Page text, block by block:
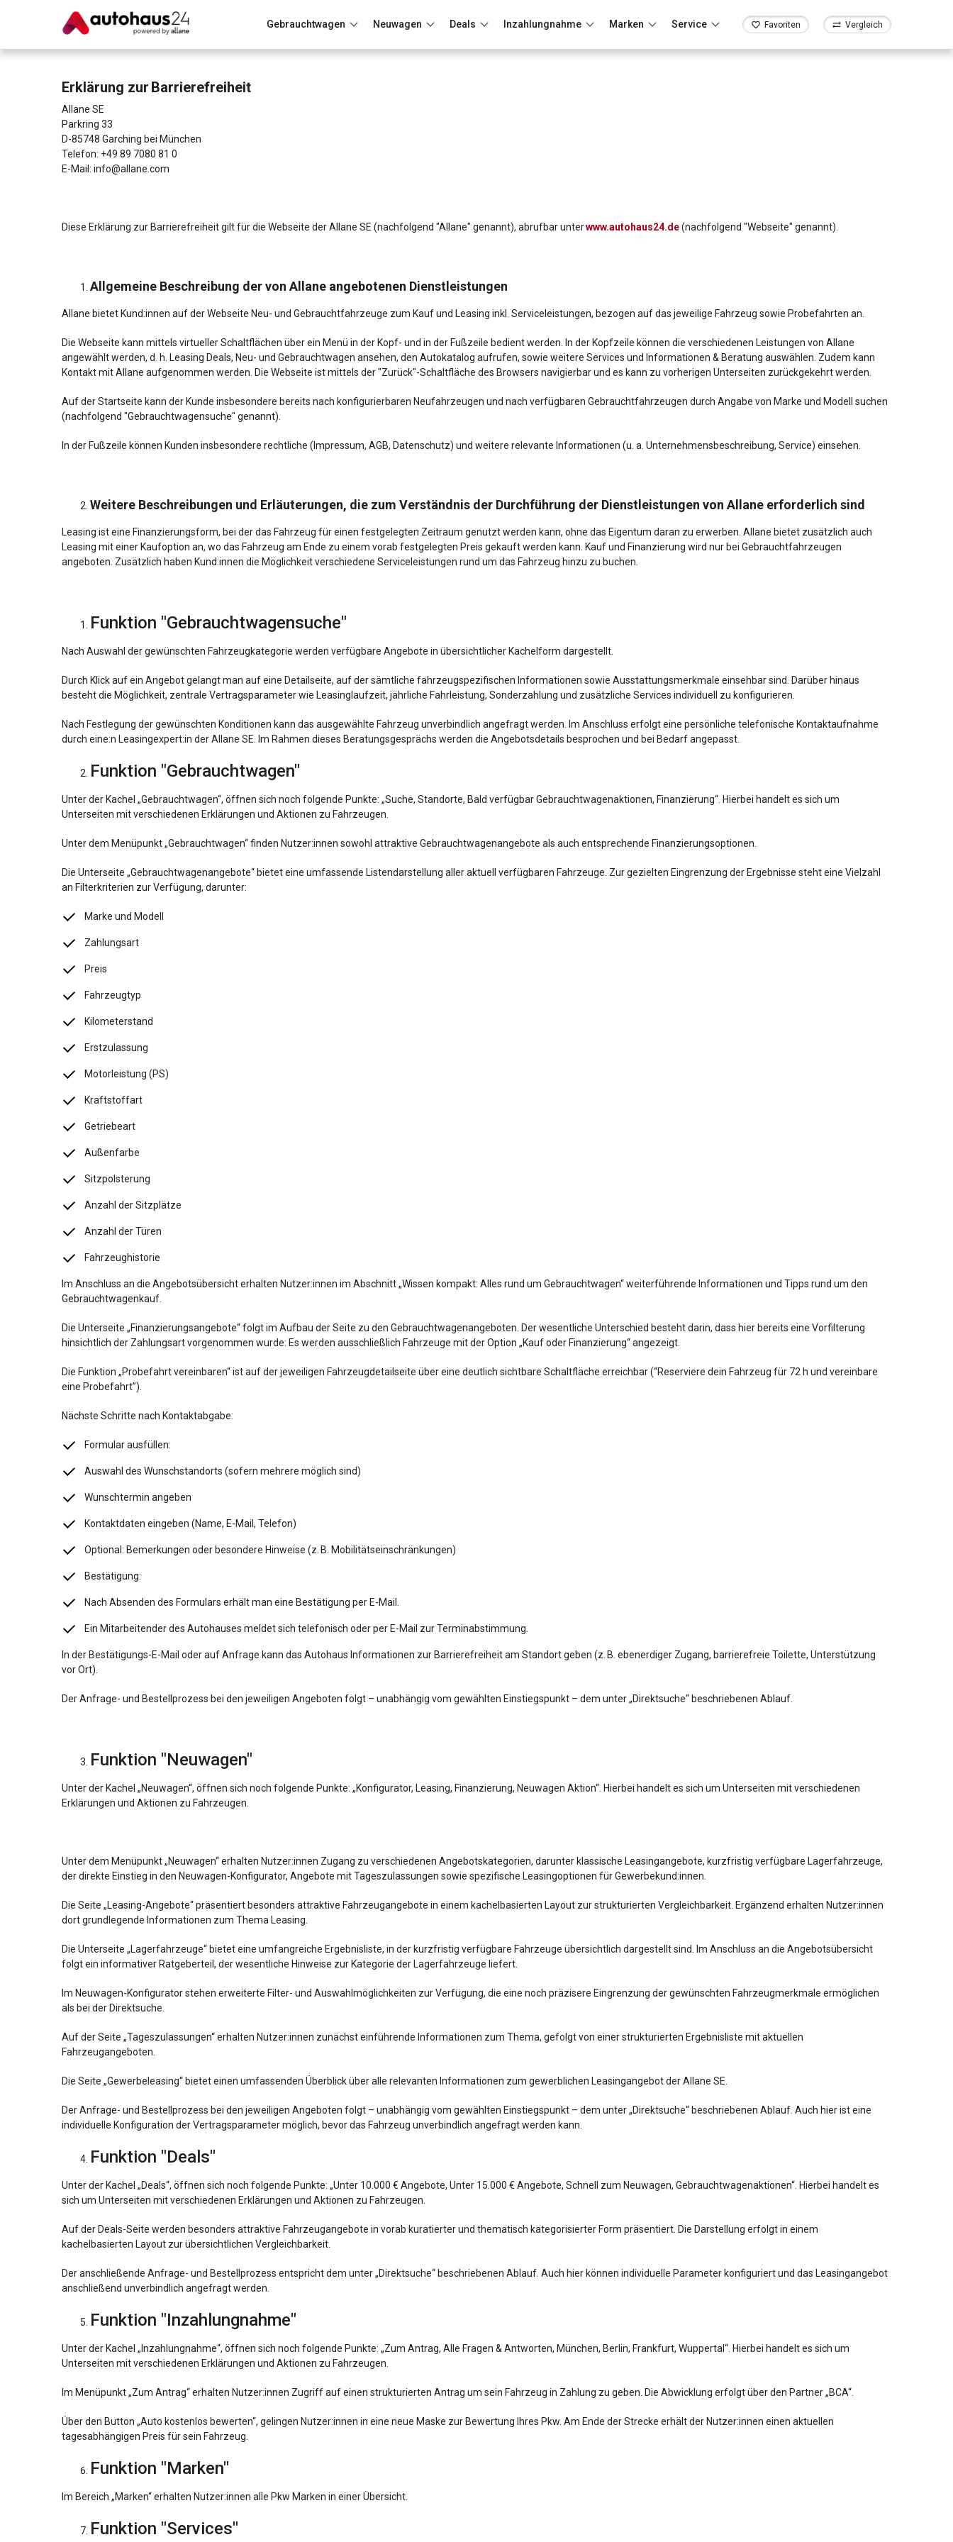
Gebrauchtwagen Neuwagen Deals Inzahlungnahme Marken Service Favoriten Vergleich
Wir bewerten dein Auto Rund um die Inzahlungnahme
Erklärung zur Barrierefreiheit
Allane SE
Parkring 33
D-85748 Garching bei München
Telefon: +49 89 7080 81 0
E-Mail: info@allane.com
Diese Erklärung zur Barrierefreiheit gilt für die Webseite der Allane SE (nachfolgend "Allane" genannt), abrufbar unterwww.autohaus24.de(nachfolgend "Webseite" genannt).
Allgemeine Beschreibung der von Allane angebotenen Dienstleistungen
Allane bietet Kund:innen auf der Webseite Neu- und Gebrauchtfahrzeuge zum Kauf und Leasing inkl. Serviceleistungen, bezogen auf das jeweilige Fahrzeug sowie Probefahrten an.
Die Webseite kann mittels virtueller Schaltflächen über ein Menü in der Kopf- und in der Fußzeile bedient werden. In der Kopfzeile können die verschiedenen Leistungen von Allane
angewählt werden, d. h. Leasing Deals, Neu- und Gebrauchtwagen ansehen, den Autokatalog aufrufen, sowie weitere Services und Informationen & Beratung auswählen. Zudem kann
Kontakt mit Allane aufgenommen werden. Die Webseite ist mittels der "Zurück"-Schaltfläche des Browsers navigierbar und es kann zu vorherigen Unterseiten zurückgekehrt werden.
Auf der Startseite kann der Kunde insbesondere bereits nach konfigurierbaren Neufahrzeugen und nach verfügbaren Gebrauchtfahrzeugen durch Angabe von Marke und Modell suchen
(nachfolgend "Gebrauchtwagensuche" genannt).
In der Fußzeile können Kunden insbesondere rechtliche (Impressum, AGB, Datenschutz) und weitere relevante Informationen (u. a. Unternehmensbeschreibung, Service) einsehen.
Weitere Beschreibungen und Erläuterungen, die zum Verständnis der Durchführung der Dienstleistungen von Allane erforderlich sind
Leasing ist eine Finanzierungsform, bei der das Fahrzeug für einen festgelegten Zeitraum genutzt werden kann, ohne das Eigentum daran zu erwerben. Allane bietet zusätzlich auch
Leasing mit einer Kaufoption an, wo das Fahrzeug am Ende zu einem vorab festgelegten Preis gekauft werden kann. Kauf und Finanzierung wird nur bei Gebrauchtfahrzeugen
angeboten. Zusätzlich haben Kund:innen die Möglichkeit verschiedene Serviceleistungen rund um das Fahrzeug hinzu zu buchen.
Funktion "Gebrauchtwagensuche"
Nach Auswahl der gewünschten Fahrzeugkategorie werden verfügbare Angebote in übersichtlicher Kachelform dargestellt.
Durch Klick auf ein Angebot gelangt man auf eine Detailseite, auf der sämtliche fahrzeugspezifischen Informationen sowie Ausstattungsmerkmale einsehbar sind. Darüber hinaus
besteht die Möglichkeit, zentrale Vertragsparameter wie Leasinglaufzeit, jährliche Fahrleistung, Sonderzahlung und zusätzliche Services individuell zu konfigurieren.
Nach Festlegung der gewünschten Konditionen kann das ausgewählte Fahrzeug unverbindlich angefragt werden. Im Anschluss erfolgt eine persönliche telefonische Kontaktaufnahme
durch eine:n Leasingexpert:in der Allane SE. Im Rahmen dieses Beratungsgesprächs werden die Angebotsdetails besprochen und bei Bedarf angepasst.
Funktion "Gebrauchtwagen"
Unter der Kachel „Gebrauchtwagen“, öffnen sich noch folgende Punkte: „Suche, Standorte, Bald verfügbar Gebrauchtwagenaktionen, Finanzierung“. Hierbei handelt es sich um
Unterseiten mit verschiedenen Erklärungen und Aktionen zu Fahrzeugen.
Unter dem Menüpunkt „Gebrauchtwagen“ finden Nutzer:innen sowohl attraktive Gebrauchtwagenangebote als auch entsprechende Finanzierungsoptionen.
Die Unterseite „Gebrauchtwagenangebote“ bietet eine umfassende Listendarstellung aller aktuell verfügbaren Fahrzeuge. Zur gezielten Eingrenzung der Ergebnisse steht eine Vielzahl
an Filterkriterien zur Verfügung, darunter:
Marke und Modell
Zahlungsart
Preis
Fahrzeugtyp
Kilometerstand
Erstzulassung
Motorleistung (PS)
Kraftstoffart
Getriebeart
Außenfarbe
Sitzpolsterung
Anzahl der Sitzplätze
Anzahl der Türen
Fahrzeughistorie
Im Anschluss an die Angebotsübersicht erhalten Nutzer:innen im Abschnitt „Wissen kompakt: Alles rund um Gebrauchtwagen“ weiterführende Informationen und Tipps rund um den
Gebrauchtwagenkauf.
Die Unterseite „Finanzierungsangebote“ folgt im Aufbau der Seite zu den Gebrauchtwagenangeboten. Der wesentliche Unterschied besteht darin, dass hier bereits eine Vorfilterung
hinsichtlich der Zahlungsart vorgenommen wurde: Es werden ausschließlich Fahrzeuge mit der Option „Kauf oder Finanzierung“ angezeigt.
Die Funktion „Probefahrt vereinbaren“ ist auf der jeweiligen Fahrzeugdetailseite über eine deutlich sichtbare Schaltfläche erreichbar (“Reserviere dein Fahrzeug für 72 h und vereinbare
eine Probefahrt”).
Nächste Schritte nach Kontaktabgabe:
Formular ausfüllen:
Auswahl des Wunschstandorts (sofern mehrere möglich sind)
Wunschtermin angeben
Kontaktdaten eingeben (Name, E-Mail, Telefon)
Optional: Bemerkungen oder besondere Hinweise (z. B. Mobilitätseinschränkungen)
Bestätigung:
Nach Absenden des Formulars erhält man eine Bestätigung per E-Mail.
Ein Mitarbeitender des Autohauses meldet sich telefonisch oder per E-Mail zur Terminabstimmung.
In der Bestätigungs-E-Mail oder auf Anfrage kann das Autohaus Informationen zur Barrierefreiheit am Standort geben (z. B. ebenerdiger Zugang, barrierefreie Toilette, Unterstützung
vor Ort).
Der Anfrage- und Bestellprozess bei den jeweiligen Angeboten folgt – unabhängig vom gewählten Einstiegspunkt – dem unter „Direktsuche“ beschriebenen Ablauf.
Funktion "Neuwagen"
Unter der Kachel „Neuwagen“, öffnen sich noch folgende Punkte: „Konfigurator, Leasing, Finanzierung, Neuwagen Aktion“. Hierbei handelt es sich um Unterseiten mit verschiedenen
Erklärungen und Aktionen zu Fahrzeugen.
Unter dem Menüpunkt „Neuwagen“ erhalten Nutzer:innen Zugang zu verschiedenen Angebotskategorien, darunter klassische Leasingangebote, kurzfristig verfügbare Lagerfahrzeuge,
der direkte Einstieg in den Neuwagen-Konfigurator, Angebote mit Tageszulassungen sowie spezifische Leasingoptionen für Gewerbekund:innen.
Die Seite „Leasing-Angebote“ präsentiert besonders attraktive Fahrzeugangebote in einem kachelbasierten Layout zur strukturierten Vergleichbarkeit. Ergänzend erhalten Nutzer:innen
dort grundlegende Informationen zum Thema Leasing.
Die Unterseite „Lagerfahrzeuge“ bietet eine umfangreiche Ergebnisliste, in der kurzfristig verfügbare Fahrzeuge übersichtlich dargestellt sind. Im Anschluss an die Angebotsübersicht
folgt ein informativer Ratgeberteil, der wesentliche Hinweise zur Kategorie der Lagerfahrzeuge liefert.
Im Neuwagen-Konfigurator stehen erweiterte Filter- und Auswahlmöglichkeiten zur Verfügung, die eine noch präzisere Eingrenzung der gewünschten Fahrzeugmerkmale ermöglichen
als bei der Direktsuche.
Auf der Seite „Tageszulassungen“ erhalten Nutzer:innen zunächst einführende Informationen zum Thema, gefolgt von einer strukturierten Ergebnisliste mit aktuellen
Fahrzeugangeboten.
Die Seite „Gewerbeleasing“ bietet einen umfassenden Überblick über alle relevanten Informationen zum gewerblichen Leasingangebot der Allane SE.
Der Anfrage- und Bestellprozess bei den jeweiligen Angeboten folgt – unabhängig vom gewählten Einstiegspunkt – dem unter „Direktsuche“ beschriebenen Ablauf. Auch hier ist eine
individuelle Konfiguration der Vertragsparameter möglich, bevor das Fahrzeug unverbindlich angefragt werden kann.
Funktion "Deals"
Unter der Kachel „Deals“, öffnen sich noch folgende Punkte: „Unter 10.000 € Angebote, Unter 15.000 € Angebote, Schnell zum Neuwagen, Gebrauchtwagenaktionen“. Hierbei handelt es
sich um Unterseiten mit verschiedenen Erklärungen und Aktionen zu Fahrzeugen.
Auf der Deals-Seite werden besonders attraktive Fahrzeugangebote in vorab kuratierter und thematisch kategorisierter Form präsentiert. Die Darstellung erfolgt in einem
kachelbasierten Layout zur übersichtlichen Vergleichbarkeit.
Der anschließende Anfrage- und Bestellprozess entspricht dem unter „Direktsuche“ beschriebenen Ablauf. Auch hier können individuelle Parameter konfiguriert und das Leasingangebot
anschließend unverbindlich angefragt werden.
Funktion "Inzahlungnahme"
Unter der Kachel „Inzahlungnahme“, öffnen sich noch folgende Punkte: „Zum Antrag, Alle Fragen & Antworten, München, Berlin, Frankfurt, Wuppertal“. Hierbei handelt es sich um
Unterseiten mit verschiedenen Erklärungen und Aktionen zu Fahrzeugen.
Im Menüpunkt „Zum Antrag“ erhalten Nutzer:innen Zugriff auf einen strukturierten Antrag um sein Fahrzeug in Zahlung zu geben. Die Abwicklung erfolgt über den Partner „BCA“.
Über den Button „Auto kostenlos bewerten“, gelingen Nutzer:innen in eine neue Maske zur Bewertung Ihres Pkw. Am Ende der Strecke erhält der Nutzer:innen einen aktuellen
tagesabhängigen Preis für sein Fahrzeug.
Funktion "Marken"
Im Bereich „Marken“ erhalten Nutzer:innen alle Pkw Marken in einer Übersicht.
Funktion "Services"